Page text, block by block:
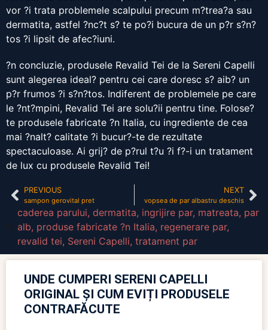
vor ?i trata problemele scalpului precum m?trea?a sau
dermatita, astfel ?nc?t s? te po?i bucura de un p?r s?n?
tos ?i lipsit de afec?iuni.
?n concluzie, produsele Revalid Tei de la Sereni Capelli
sunt alegerea ideal? pentru cei care doresc s? aib? un
p?r frumos ?i s?n?tos. Indiferent de problemele pe care
le ?nt?mpini, Revalid Tei are solu?ii pentru tine. Folose?
te produsele fabricate ?n Italia, cu ingrediente de cea
mai ?nalt? calitate ?i bucur?-te de rezultate
spectaculoase. Ai grij? de p?rul t?u ?i f?-i un tratament
de lux cu produsele Revalid Tei!
PREVIOUS
sampon gerovital pret
NEXT
vopsea de par albastru deschis
caderea parului, dermatita, ingrijire par, matreata, par
alb, produse fabricate ?n Italia, regenerare par,
revalid tei, Sereni Capelli, tratament par
UNDE CUMPERI SERENI CAPELLI
ORIGINAL ȘI CUM EVIȚI PRODUSELE
CONTRAFĂCUTE